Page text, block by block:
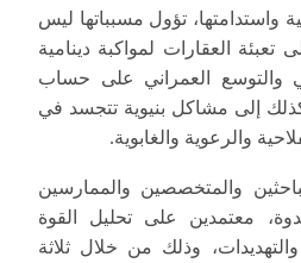
واستدامتها، تؤول مسبباتها ليس
العقارات لمواكبة دينامية
والتوسع العمراني على حساب
إلى مشاكل بنيوية تتجسد في
والرعوية والغابوية.
والمتخصصين والممارسين
معتمدين على تحليل القوة
وذلك من خلال ثلاثة